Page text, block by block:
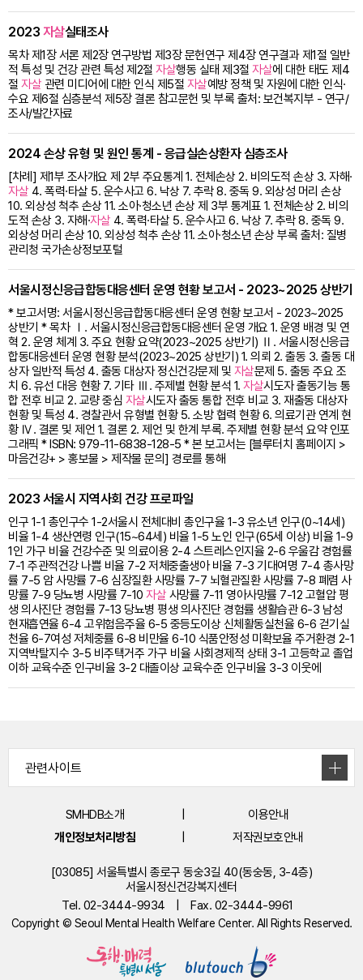
2023 자살실태조사
목차 제1장 서론 제2장 연구방법 제3장 문헌연구 제4장 연구결과 제1절 일반
적 특성 및 건강 관련 특성 제2절 자살행동 실태 제3절 자살에 대한 태도 제4
절 자살 관련 미디어에 대한 인식 제5절 자살예방 정책 및 자원에 대한 인식·
수요 제6절 심층분석 제5장 결론 참고문헌 및 부록 출처: 보건복지부 - 연구/
조사/발간자료
2024 손상 유형 및 원인 통계 - 응급실손상환자 심층조사
[차례] 제1부 조사개요 제 2부 주요통계 1. 전체손상 2. 비의도적 손상 3. 자해·
자살 4. 폭력·타살 5. 운수사고 6. 낙상 7. 추락 8. 중독 9. 외상성 머리 손상
10. 외상성 척추 손상 11. 소아·청소년 손상 제 3부 통계표 1. 전체손상 2. 비의
도적 손상 3. 자해·자살 4. 폭력·타살 5. 운수사고 6. 낙상 7. 추락 8. 중독 9.
외상성 머리 손상 10. 외상성 척추 손상 11. 소아·청소년 손상 부록 출처: 질병
관리청 국가손상정보포털
서울시정신응급합동대응센터 운영 현황 보고서 - 2023~2025 상반기
* 보고서명: 서울시정신응급합동대응센터 운영 현황 보고서 - 2023~2025
상반기 * 목차 Ⅰ. 서울시정신응급합동대응센터 운영 개요 1. 운영 배경 및 연
혁 2. 운영 체계 3. 주요 현황 요약(2023~2025 상반기) Ⅱ. 서울시정신응급
합동대응센터 운영 현황 분석(2023~2025 상반기) 1. 의뢰 2. 출동 3. 출동 대
상자 일반적 특성 4. 출동 대상자 정신건강문제 및 자살문제 5. 출동 주요 조
치 6. 유선 대응 현황 7. 기타 Ⅲ. 주제별 현황 분석 1. 자살시도자 출동기능 통
합 전후 비교 2. 교량 중심 자살시도자 출동 통합 전후 비교 3. 재출동 대상자
현황 및 특성 4. 경찰관서 유형별 현황 5. 소방 협력 현황 6. 의료기관 연계 현
황 Ⅳ. 결론 및 제언 1. 결론 2. 제언 및 한계 부록. 주제별 현황 분석 요약 인포
그래픽 * ISBN: 979-11-6838-128-5 * 본 보고서는 [블루터치 홈페이지 >
마음건강+ > 홍보물 > 제작물 문의] 경로를 통해
2023 서울시 지역사회 건강 프로파일
인구 1-1 총인구수 1-2서울시 전체대비 총인구율 1-3 유소년 인구(0~14세)
비율 1-4 생산연령 인구(15~64세) 비율 1-5 노인 인구(65세 이상) 비율 1-9
1인 가구 비율 건강수준 및 의료이용 2-4 스트레스인지율 2-6 우울감 경험률
7-1 주관적건강 나쁨 비율 7-2 저체중출생아 비율 7-3 기대여명 7-4 총사망
률 7-5 암 사망률 7-6 심장질환 사망률 7-7 뇌혈관질환 사망률 7-8 폐렴 사
망률 7-9 당뇨병 사망률 7-10 자살 사망률 7-11 영아사망률 7-12 고혈압 평
생 의사진단 경험률 7-13 당뇨병 평생 의사진단 경험률 생활습관 6-3 남성
현재흡연율 6-4 고위험음주율 6-5 중등도이상 신체활동실천율 6-6 걷기실
천율 6-7여성 저체중률 6-8 비만율 6-10 식품안정성 미확보율 주거환경 2-1
지역박탈지수 3-5 비주택거주 가구 비율 사회경제적 상태 3-1 고등학교 졸업
이하 교육수준 인구비율 3-2 대졸이상 교육수준 인구비율 3-3 이웃에
SMHDB소개
이용안내
개인정보처리방침
저작권보호안내
[03085] 서울특별시 종로구 동숭3길 40(동숭동, 3-4층)
서울시정신건강복지센터
Tel. 02-3444-9934
Fax. 02-3444-9961
Copyright © Seoul Mental Health Welfare Center. All Rights Reserved.